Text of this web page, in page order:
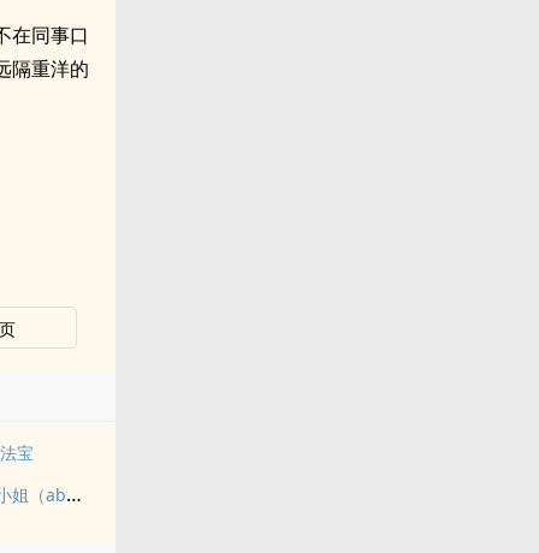
在同事口
隔重洋的
宝
伪装alpha但娇蛮大小姐（abo NPH）